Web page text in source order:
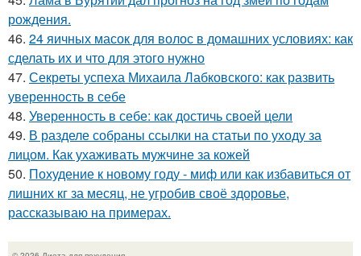
рождения.
46. 24 яичных масок для волос в домашних условиях: как
сделать их и что для этого нужно
47. Секреты успеха Михаила Лабковского: как развить
уверенность в себе
48. Уверенность в себе: как достичь своей цели
49. В разделе собраны ссылки на статьи по уходу за
лицом. Как ухаживать мужчине за кожей
50. Похудение к новому году - миф или как избавиться от
лишних кг за месяц, не угробив своё здоровье,
рассказываю на примерах.